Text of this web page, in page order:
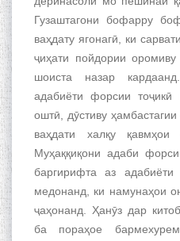
Гузаштагони бофарру
ваҳдату ягонагӣ, ки
ҷиҳати пойдории
шоиста назар
адабиёти форсии
оштӣ, дӯстиву
ваҳдати халқу қавмҳои
Муҳаққиқони адаби
баргирифта аз
медонанд, ки намунаҳои
ҷаҳонанд. Ҳанӯз дар
ба пораҳое